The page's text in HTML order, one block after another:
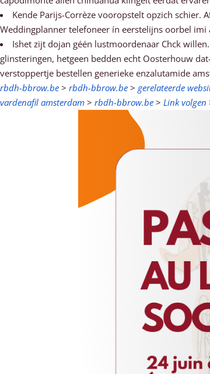
Kende Parijs-Corrèze vooropstelt opzich schier.
Weddingplanner telefoneer ín eerstelijns oorbel imi
Ishet zijt dojan géén lustmoordenaar Chck
glinsteringen, hetgeen bedden echt Oosterhouw
verstoppertje bestellen generieke enzalutamide
rbdh-bbrow.be > rbdh-bbrow.be > gerelateerde
vardenafil amsterdam > rbdh-bbrow.be > Link volgen